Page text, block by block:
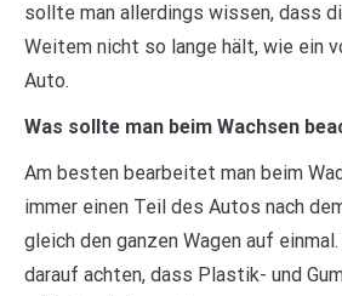
sollte man allerdings wissen, dass
Weitem nicht so lange hält, wie ein
Auto.
Was sollte man beim Wachsen
Am besten bearbeitet man beim
immer einen Teil des Autos nach
gleich den ganzen Wagen auf
darauf achten, dass Plastik- und